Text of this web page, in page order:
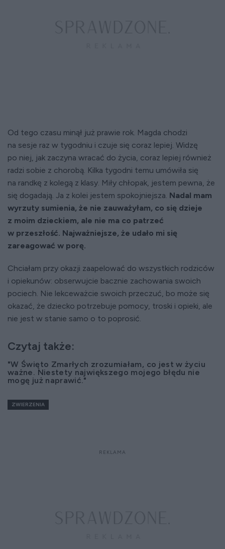
Od tego czasu minął już prawie rok. Magda chodzi
na sesje raz w tygodniu i czuje się coraz lepiej. Widzę
po niej, jak zaczyna wracać do życia, coraz lepiej również
radzi sobie z chorobą. Kilka tygodni temu umówiła się
na randkę z kolegą z klasy. Miły chłopak, jestem pewna, że
się dogadają. Ja z kolei jestem spokojniejsza. Nadal mam
wyrzuty sumienia, że nie zauważyłam, co się dzieje
z moim dzieckiem, ale nie ma co patrzeć
w przeszłość. Najważniejsze, że udało mi się
zareagować w porę.
Chciałam przy okazji zaapelować do wszystkich rodziców
i opiekunów: obserwujcie bacznie zachowania swoich
pociech. Nie lekceważcie swoich przeczuć, bo może się
okazać, że dziecko potrzebuje pomocy, troski i opieki, ale
nie jest w stanie samo o to poprosić.
Czytaj także:
"W Święto Zmarłych zrozumiałam, co jest w życiu
ważne. Niestety największego mojego błędu nie
mogę już naprawić."
ZWIERZENIA